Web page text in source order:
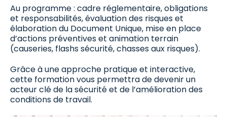
Au programme : cadre réglementaire, obligations
et responsabilités, évaluation des risques et
élaboration du Document Unique, mise en place
d’actions préventives et animation terrain
(causeries, flashs sécurité, chasses aux risques).
Grâce à une approche pratique et interactive,
cette formation vous permettra de devenir un
acteur clé de la sécurité et de l’amélioration des
conditions de travail.